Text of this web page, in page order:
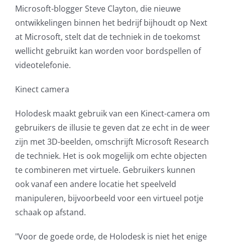
Glasvezelverbindingen
Microsoft software licenties
SLA overeenkomsten
WordPress SLA Contract
Contact
Microsoft-blogger Steve Clayton, die nieuwe
ontwikkelingen binnen het bedrijf bijhoudt op Next
at Microsoft, stelt dat de techniek in de toekomst
wellicht gebruikt kan worden voor bordspellen of
videotelefonie.
Kinect camera
Holodesk maakt gebruik van een Kinect-camera om
gebruikers de illusie te geven dat ze echt in de weer
zijn met 3D-beelden, omschrijft Microsoft Research
de techniek. Het is ook mogelijk om echte objecten
te combineren met virtuele. Gebruikers kunnen
ook vanaf een andere locatie het speelveld
manipuleren, bijvoorbeeld voor een virtueel potje
schaak op afstand.
"Voor de goede orde, de Holodesk is niet het enige